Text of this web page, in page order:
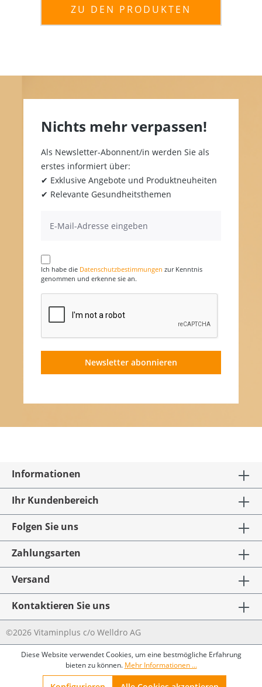
ZU DEN PRODUKTEN
Nichts mehr verpassen!
Als Newsletter-Abonnent/in werden Sie als
erstes informiert über:
✔ Exklusive Angebote und Produktneuheiten
✔ Relevante Gesundheitsthemen
Ich habe die Datenschutzbestimmungen zur Kenntnis
genommen und erkenne sie an.
Newsletter abonnieren
Informationen
Ihr Kundenbereich
Folgen Sie uns
Zahlungsarten
Versand
Kontaktieren Sie uns
©2026 Vitaminplus c/o Welldro AG
Diese Website verwendet Cookies, um eine bestmögliche Erfahrung
bieten zu können. Mehr Informationen ...